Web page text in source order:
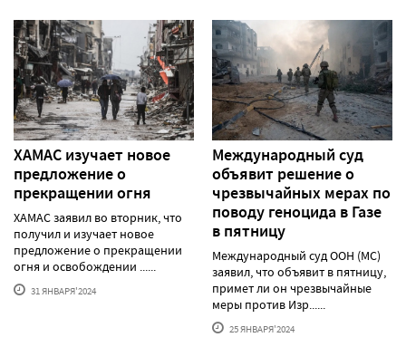
ХАМАС изучает новое
предложение о
прекращении огня
ХАМАС заявил во вторник, что
получил и изучает новое
предложение о прекращении
огня и освобождении ......
31 ЯНВАРЯ'2024
Международный суд
объявит решение о
чрезвычайных мерах по
поводу геноцида в Газе
в пятницу
Международный суд ООН (МС)
заявил, что объявит в пятницу,
примет ли он чрезвычайные
меры против Изр......
25 ЯНВАРЯ'2024